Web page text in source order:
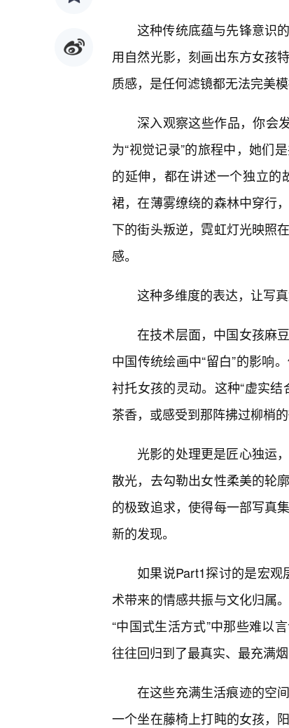
这种传统底蕴与先锋意识
用自然光影，刻画出东方女孩
质感，是任何滤镜都无法完美模
深入观察这些作品，你会
为“视觉记录”的旅程中，她们
的延伸，都在讲述一个独立
裙，在薄雾缭绕的森林中穿行
下的街头叛逆，霓虹灯光映照
感。
这种多维度的表达，让写
在技术层面，中国女孩麻
中国传统绘画中“留白”的影响
衬托女孩的灵动。这种“虚实
茶香，或感受到那阵拂过柳梢的
光影的处理更是匠心独运
散光，去勾勒出女性柔美的轮
的极致追求，使得每一部写真
新的发现。
如果说Part1探讨的是宏
术带来的情感共振与文化归属
“中国式生活方式”中那些难以
往往回归到了最真实、最充满
在这些充满生活痕迹的空
一个坐在藤椅上打盹的女孩，